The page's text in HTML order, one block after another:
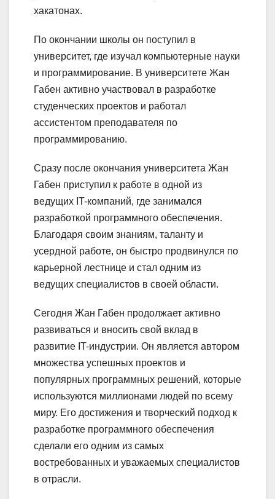
хакатонах.
По окончании школы он поступил в
университет, где изучал компьютерные науки
и программирование. В университете Жан
Габен активно участвовал в разработке
студенческих проектов и работал
ассистентом преподавателя по
программированию.
Сразу после окончания университета Жан
Габен приступил к работе в одной из
ведущих IT-компаний, где занимался
разработкой программного обеспечения.
Благодаря своим знаниям, таланту и
усердной работе, он быстро продвинулся по
карьерной лестнице и стал одним из
ведущих специалистов в своей области.
Сегодня Жан Габен продолжает активно
развиваться и вносить свой вклад в
развитие IT-индустрии. Он является автором
множества успешных проектов и
популярных программных решений, которые
используются миллионами людей по всему
миру. Его достижения и творческий подход к
разработке программного обеспечения
сделали его одним из самых
востребованных и уважаемых специалистов
в отрасли.